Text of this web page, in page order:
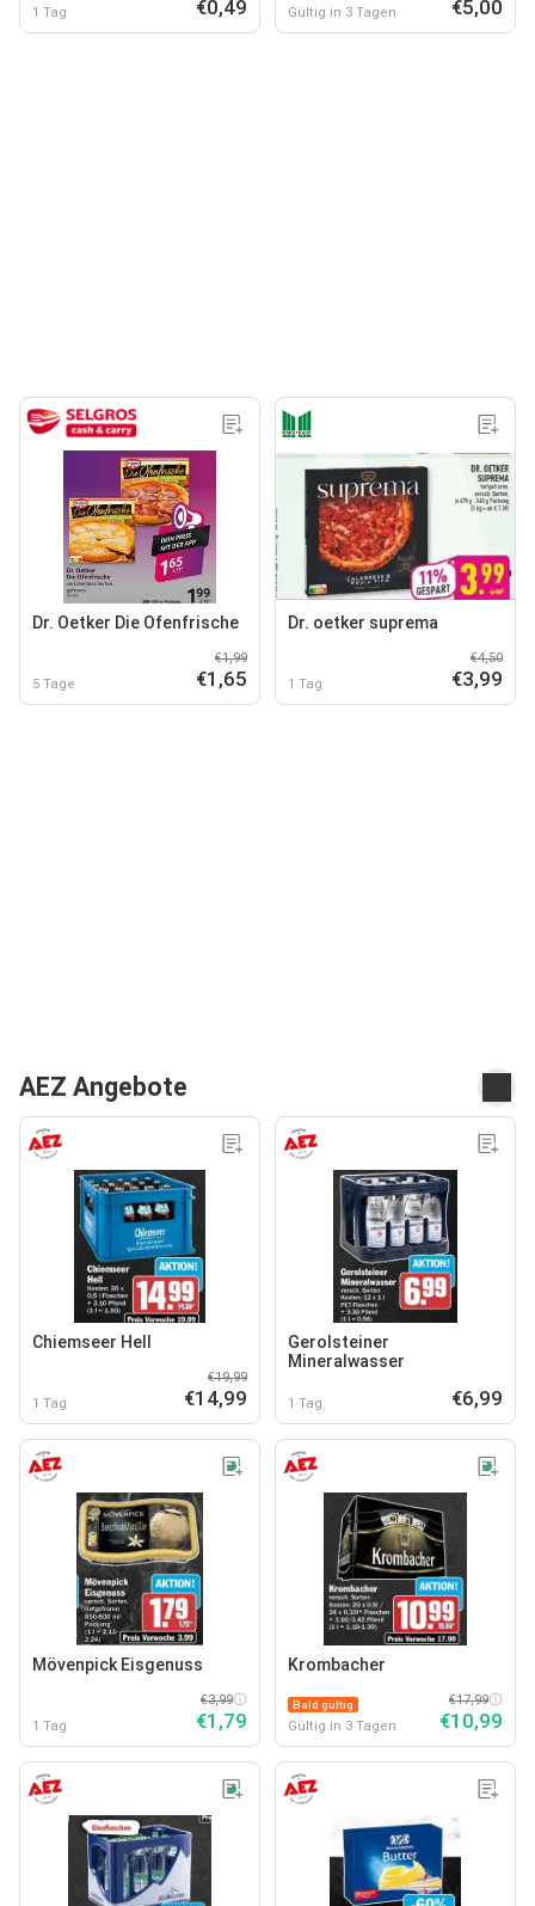
1 Tag €0,49 Gültig in 3 Tagen €5,00
Dr. Oetker Die Ofenfrische
5 Tage
€1,99
€1,65
Dr. oetker suprema
1 Tag
€4,50
€3,99
AEZ Angebote
Chiemseer Hell
1 Tag
€19,99
€14,99
Gerolsteiner
Mineralwasser
1 Tag €6,99
Mövenpick Eisgenuss
1 Tag
€3,99
€1,79
Krombacher
Bald gültig
Gültig in 3 Tagen
€17,99
€10,99